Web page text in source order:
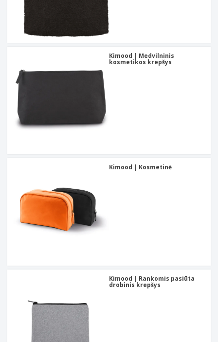
Kimood | Medvilninis
kosmetikos krepšys
Kimood | Kosmetinė
Kimood | Rankomis pasiūta
drobinis krepšys